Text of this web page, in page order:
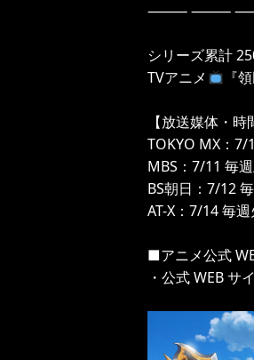
⸻ ⸻
シリーズ累計
TVアニメ
『
【放送媒体・時
TOKYO MX：7/
MBS：7/11 毎
BS朝日：7/12
AT-X：7/14 毎
■アニメ公式
・公式 WEB サ